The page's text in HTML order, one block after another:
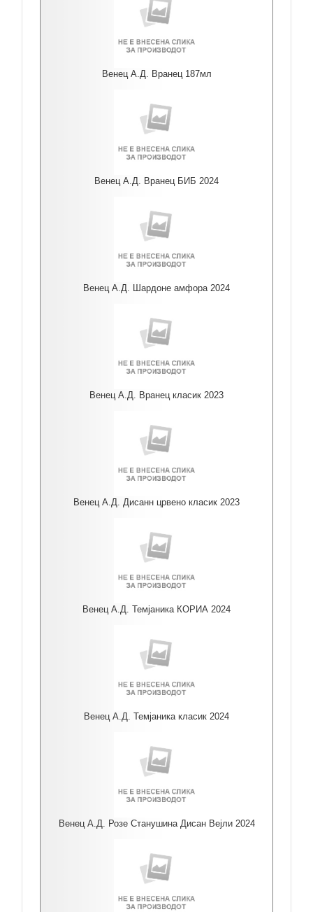
Венец А.Д. Вранец 187мл
Венец А.Д. Вранец БИБ 2024
Венец А.Д. Шардоне амфора 2024
Венец А.Д. Вранец класик 2023
Венец А.Д. Дисанн црвено класик 2023
Венец А.Д. Темјаника КОРИА 2024
Венец А.Д. Темјаника класик 2024
Венец А.Д. Розе Станушина Дисан Вејли 2024